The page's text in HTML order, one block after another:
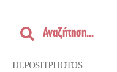
DEPOSITPHOTOS